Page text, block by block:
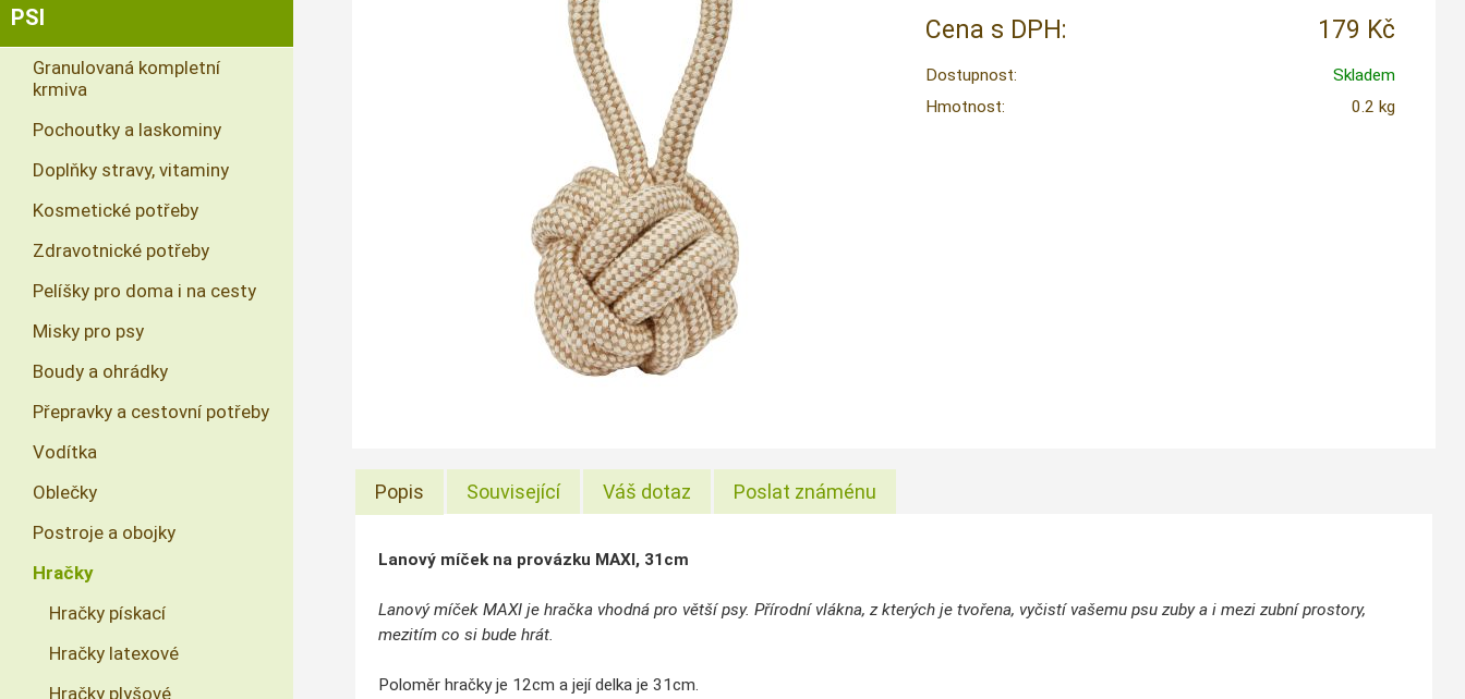
Cena s DPH: 179 Kč
Dostupnost:
Skladem
Hmotnost:
0.2 kg
Popis Související Váš dotaz Poslat známénu
Lanový míček na provázku MAXI, 31cm
Lanový míček MAXI je hračka vhodná pro větší psy. Přírodní vlákna, z kterých je tvořena, vyčistí vašemu psu zuby a i mezi zubní prostory,
mezitím co si bude hrát.
Poloměr hračky je 12cm a její delka je 31cm.
PSI
Granulovaná kompletní
krmiva
Pochoutky a laskominy
Doplňky stravy, vitaminy
Kosmetické potřeby
Zdravotnické potřeby
Pelíšky pro doma i na cesty
Misky pro psy
Boudy a ohrádky
Přepravky a cestovní potřeby
Vodítka
Oblečky
Postroje a obojky
Hračky
Hračky pískací
Hračky latexové
Hračky plyšové